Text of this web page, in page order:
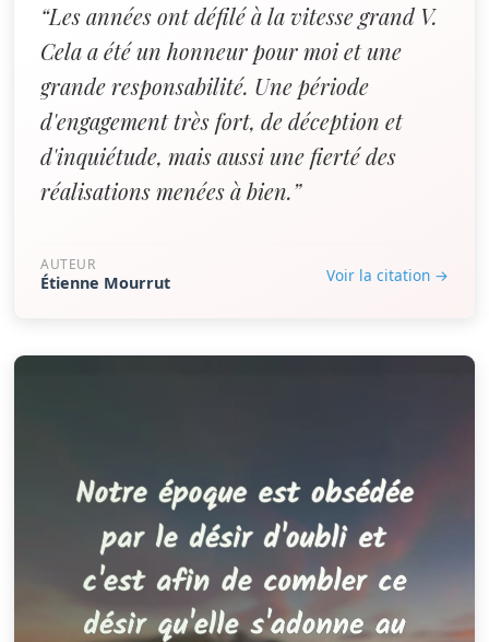
“Les années ont défilé à la vitesse grand V.
Cela a été un honneur pour moi et une
grande responsabilité. Une période
d'engagement très fort, de déception et
d'inquiétude, mais aussi une fierté des
réalisations menées à bien.”
AUTEUR
Étienne Mourrut Voir la citation →